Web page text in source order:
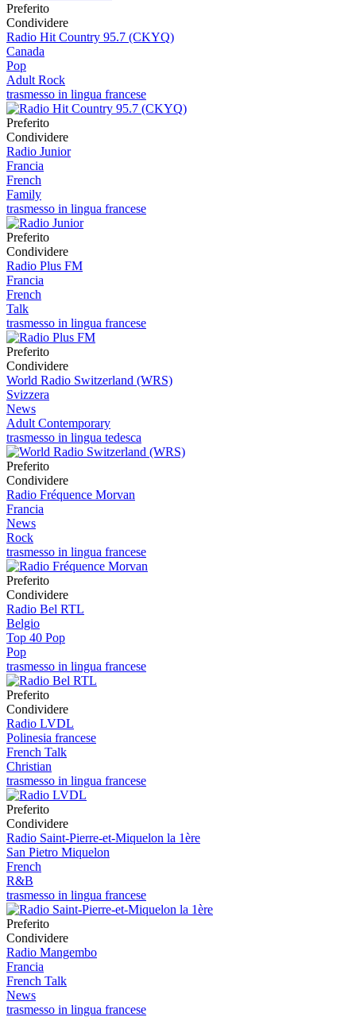
Preferito
Condividere
Radio Hit Country 95.7 (CKYQ)
Canada
Pop
Adult Rock
trasmesso in lingua francese
Preferito
Condividere
Radio Junior
Francia
French
Family
trasmesso in lingua francese
Preferito
Condividere
Radio Plus FM
Francia
French
Talk
trasmesso in lingua francese
Preferito
Condividere
World Radio Switzerland (WRS)
Svizzera
News
Adult Contemporary
trasmesso in lingua tedesca
Preferito
Condividere
Radio Fréquence Morvan
Francia
News
Rock
trasmesso in lingua francese
Preferito
Condividere
Radio Bel RTL
Belgio
Top 40 Pop
Pop
trasmesso in lingua francese
Preferito
Condividere
Radio LVDL
Polinesia francese
French Talk
Christian
trasmesso in lingua francese
Preferito
Condividere
Radio Saint-Pierre-et-Miquelon la 1ère
San Pietro Miquelon
French
R&B
trasmesso in lingua francese
Preferito
Condividere
Radio Mangembo
Francia
French Talk
News
trasmesso in lingua francese